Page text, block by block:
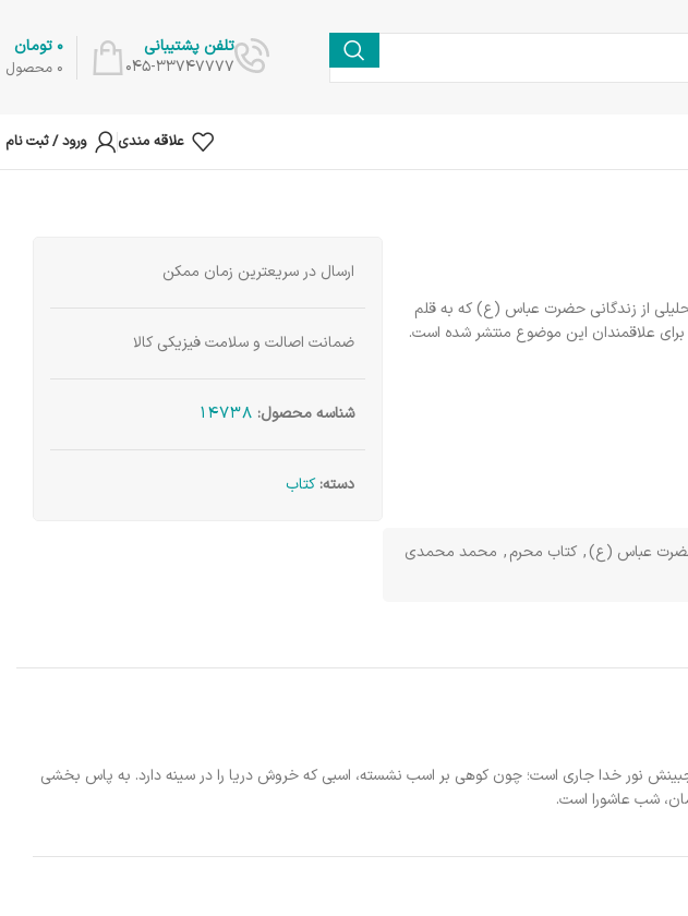
تلفن پشتیبانی
045-33747777
0 محصول
0 تومان
علاقه مندی ورود / ثبت نام
از زندگانی حضرت عباس (ع) که به قلم
علاقمندان این موضوع منتشر شده است.
عباس (ع), کتاب محرم, محمد محمدی
ارسال در سریعترین زمان ممکن
ضمانت اصالت و سلامت فیزیکی کالا
شناسه محصول: 14738
دسته: کتاب
نور خدا جاری است؛ چون کوهی بر اسب نشسته، اسبی که خروش دریا را در سینه دارد. به پاس بخشی
شب عاشورا است.